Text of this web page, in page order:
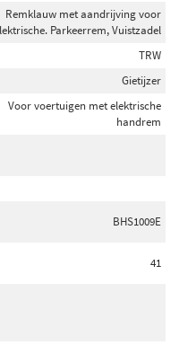
Remklauw met aandrijving voor
Parkeerrem, Vuistzadel
TRW
Gietijzer
Voor voertuigen met elektrische
handrem
BHS1009E
41